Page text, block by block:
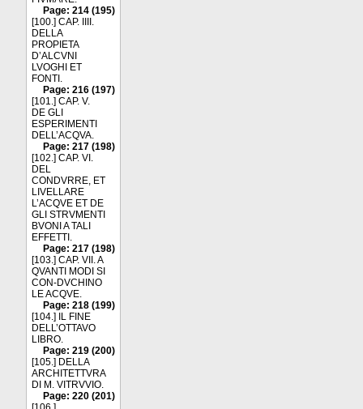
Page: 214 (195)
[100.] CAP. IIII.
DELLA
PROPIETA
D’ALCVNI
LVOGHI ET
FONTI.
Page: 216 (197)
[101.] CAP. V.
DE GLI
ESPERIMENTI
DELL’ACQVA.
Page: 217 (198)
[102.] CAP. VI.
DEL
CONDVRRE, ET
LIVELLARE
L’ACQVE ET DE
GLI STRVMENTI
BVONI A TALI
EFFETTI.
Page: 217 (198)
[103.] CAP. VII. A
QVANTI MODI SI
CON-DVCHINO
LE ACQVE.
Page: 218 (199)
[104.] IL FINE
DELL’OTTAVO
LIBRO.
Page: 219 (200)
[105.] DELLA
ARCHITETTVRA
DI M. VITRVVIO.
Page: 220 (201)